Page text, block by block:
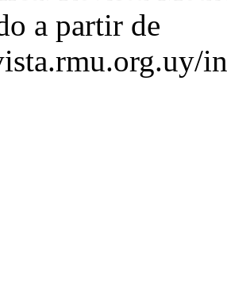
a partir de